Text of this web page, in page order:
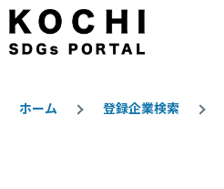
メインコンテンツに移動
ホーム 登録企業検索